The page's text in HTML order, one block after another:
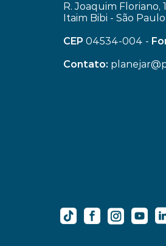
R. Joaquim Floriano,
Itaim Bibi - São Paulo
CEP 04534-004 -
Contato: